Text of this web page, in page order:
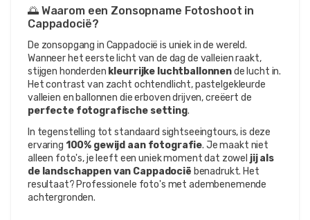
🌅 Waarom een Zonsopname Fotoshoot in
Cappadocië?
De zonsopgang in Cappadocië is uniek in de wereld.
Wanneer het eerste licht van de dag de valleien raakt,
stijgen honderden kleurrijke luchtballonnen de lucht in.
Het contrast van zacht ochtendlicht, pastelgekleurde
perfecte fotografische setting.
In tegenstelling tot standaard sightseeingtours, is deze
ervaring 100% gewijd aan fotografie. Je maakt niet
alleen foto's, je leeft een uniek moment dat zowel jij als
de landschappen van Cappadocië benadrukt. Het
resultaat? Professionele foto's met adembenemende
achtergronden.